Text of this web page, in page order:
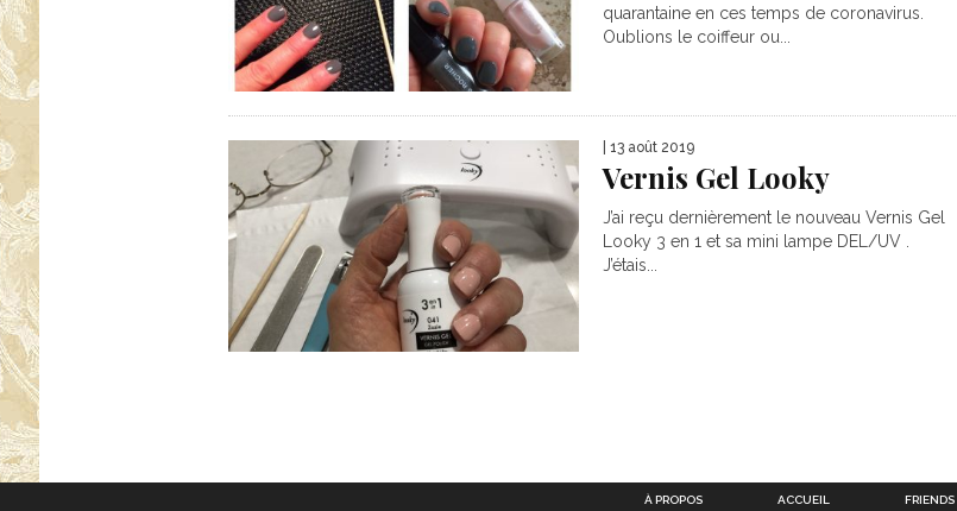
quarantaine en ces temps de coronavirus.
Oublions le coiffeur ou...
| 13 août 2019
Vernis Gel Looky
J’ai reçu dernièrement le nouveau Vernis Gel
Looky 3 en 1 et sa mini lampe DEL/UV .
J’étais...
À PROPOS ACCUEIL FRIENDS